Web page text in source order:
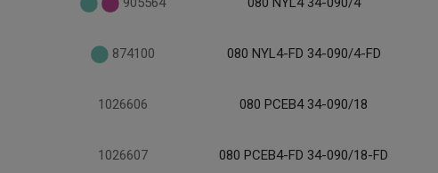
874100 080 NYL4-FD 34-090/4-FD
1026606 080 PCEB4 34-090/18
1026607 080 PCEB4-FD 34-090/18-FD